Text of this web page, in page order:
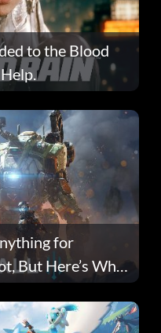
to the Blood
for
But Here’s Why